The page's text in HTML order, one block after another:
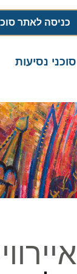
לאתר סוכנים
נסיעות